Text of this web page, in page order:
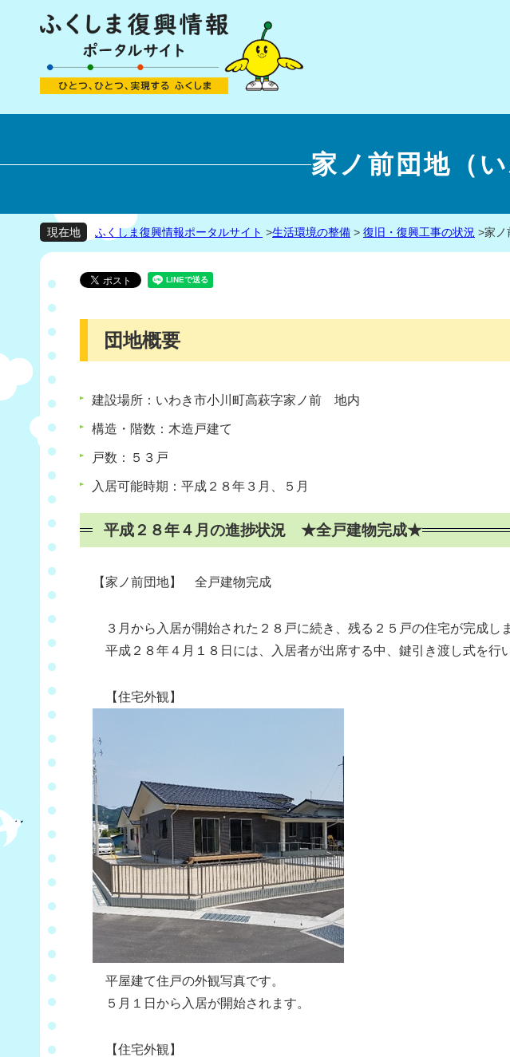
家ノ前団地（
現在地 ふくしま復興情報ポータルサイト >生活環境の整備 > 復旧・復興工事の状況 >家ノ
団地概要
建設場所：いわき市小川町高萩字家ノ前 地内
構造・階数：木造戸建て
戸数：５３戸
入居可能時期：平成２８年３月、５月
平成２８年４月の進捗状況 ★全戸建物完成★
【家ノ前団地】 全戸建物完成
３月から入居が開始された２８戸に続き、残る２５戸の住宅が完成しま
平成２８年４月１８日には、入居者が出席する中、鍵引き渡し式を行い
【住宅外観】
平屋建て住戸の外観写真です。
５月１日から入居が開始されます。
【住宅外観】